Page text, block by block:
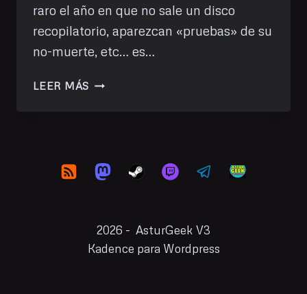
raro el año en que no sale un disco
recopilatorio, aparezcan «pruebas» de su
no-muerte, etc… es…
LEER MÁS HE
2026 - AsturGeek V3
Kadence para Wordpress